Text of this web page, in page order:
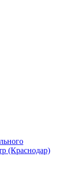
(Краснодар)